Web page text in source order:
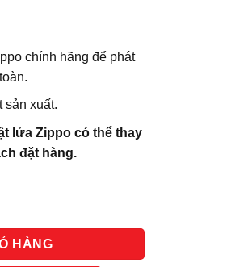
chính hãng để phát
sản xuất.
lửa Zippo có thể thay
đặt hàng.
HÀNG